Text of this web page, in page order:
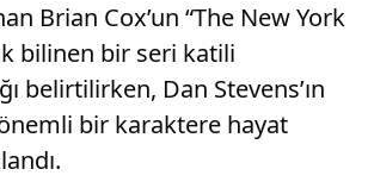
Brian Cox’un “The New York
bilinen bir seri katili
belirtilirken, Dan Stevens’ın
bir karaktere hayat